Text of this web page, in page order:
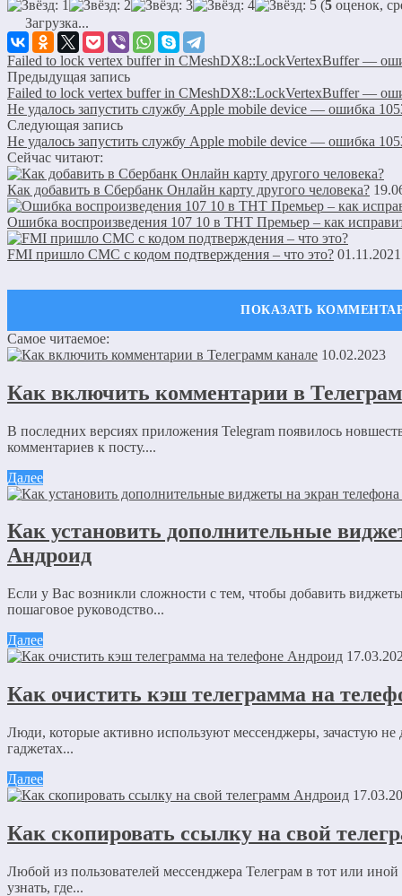
(5 оценок,
Загрузка...
Failed to lock vertex buffer in CMeshDX8::LockVertexBuffer —
Предыдущая запись
Failed to lock vertex buffer in CMeshDX8::LockVertexBuffer —
Не удалось запустить службу Apple mobile device — ошибка
Следующая запись
Не удалось запустить службу Apple mobile device — ошибка
Сейчас читают:
Как добавить в Сбербанк Онлайн карту другого человека?
Ошибка воспроизведения 107 10 в ТНТ Премьер – как
FMI пришло СМС с кодом подтверждения – что это? 01.11.2021
Оставить комментарий
Ваш адрес email не будет опубликован.
Обязательные поля
Имя*
Сайт
Сохранить моё имя, email и адрес сайта в этом браузере
конфиденциальности.
Самое читаемое:
10.02.2023
Как включить комментарии в
В последних версиях приложения Telegram появилось
комментариев к посту....
Далее
Как установить дополнительные
Андроид
Если у Вас возникли сложности с тем, чтобы добавить
пошаговое руководство...
Далее
Как очистить кэш телеграмма на
Люди, которые активно используют мессенджеры, зачастую
гаджетах...
Далее
Как скопировать ссылку на свой
Любой из пользователей мессенджера Телеграм в тот или
узнать, где...